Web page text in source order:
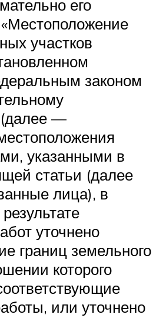
его
«Местоположение
участков
законом
(далее —
указанными в
статьи (далее
лица), в
уточнено
границ земельного
которого
или уточнено